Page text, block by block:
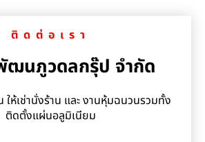
ติดต่อเรา
ฒนภูวดลกรุ๊ป จำกัด
ห้เช่านั่งร้าน และ งานหุ้มฉนวนรวมทั้ง
ติดตั้งแผ่นอลูมิเนียม